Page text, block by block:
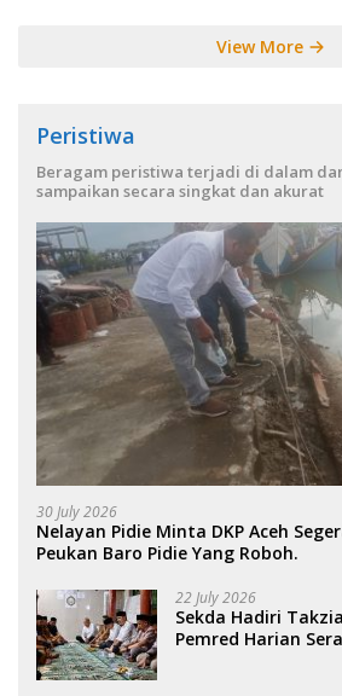
View More
Peristiwa
Beragam peristiwa terjadi di dalam
sampaikan secara singkat dan akurat
30 July 2026
Nelayan Pidie Minta DKP Aceh
Peukan Baro Pidie Yang Roboh.
22 July 2026
Sekda Hadiri
Pemred Harian